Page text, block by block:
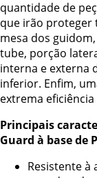
quantidade de
que irão proteger
mesa dos
tube, porção
interna e externa
inferior. Enfim,
extrema eficiência
Principais
Guard à base de
Resistente à